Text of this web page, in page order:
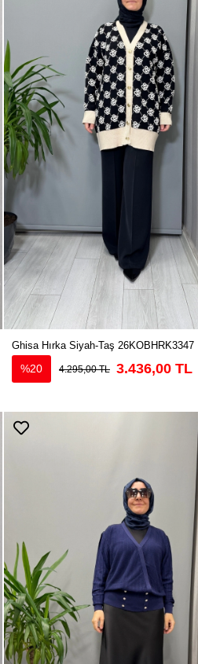
Ghisa Hırka Siyah-Taş 26KOBHRK3347
%20 4.295,00 TL 3.436,00 TL